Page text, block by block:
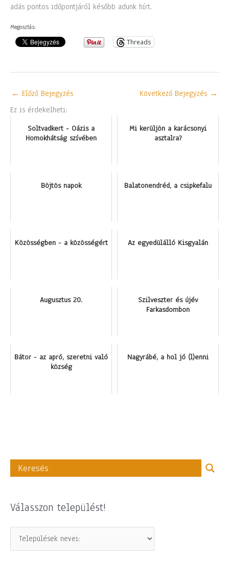
adás pontos időpontjáról később adunk hírt.
Megosztás:
Threads
← Előző Bejegyzés Következő Bejegyzés →
Ez is érdekelheti:
Soltvadkert - Oázis a
Homokhátság szívében
Mi kerüljön a karácsonyi
asztalra?
Böjtös napok Balatonendréd, a csipkefalu
Közösségben - a közösségért Az egyedülálló Kisgyalán
Augusztus 20.
Szilveszter és újév
Farkasdombon
Bátor - az apró, szeretni való
község
Nagyrábé, a hol jó (l)enni
Válasszon települést!